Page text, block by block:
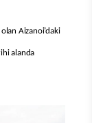
Aizanoi’daki
alanda